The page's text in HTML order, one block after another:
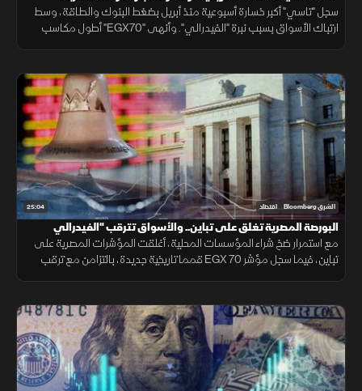
"تاسي"
سجل "تاسي" أكبر خسارة أسبوعية منذ أبريل بضغط البنوك والطاقة، وسط
ارتباك الأسواق بسبب نبرة "الفيدرالي". وأنهى "EGX70" أطول مكاسب
25:04 الشرق Bloomberg اقتصاد
البورصة المصرية تغلق على تباين.. والأسواق تترقب "الفيدرالي
مع استمرار ضخ شراء المؤسسات المحلية، أغلقت المؤشرات المصرية على
تباين، فيما سجل مؤشر EGX 70 قمما تاريخية جديدة، بالتزامن مع ترقب